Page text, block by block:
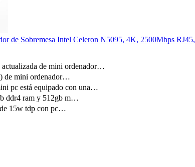
Sobremesa Intel Celeron N5095, 4K, 2500Mbps RJ45,
de mini ordenador…
de mini ordenador…
pc está equipado con una…
ddr4 ram y 512gb m…
15w tdp con pc…